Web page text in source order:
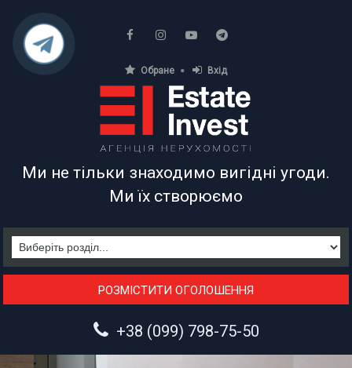
Обране Вхід
Ми не тільки знаходимо вигідні угоди.
Ми їх створюємо
РОЗМІСТИТИ ОГОЛОШЕННЯ
+38 (099) 798-75-50